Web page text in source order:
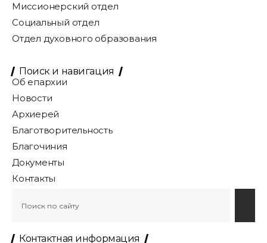
Миссионерский отдел
Социальный отдел
Отдел духовного образования
Поиск и навигация
Об епархии
Новости
Архиерей
Благотворительность
Благочиния
Документы
Контакты
Контактная информация